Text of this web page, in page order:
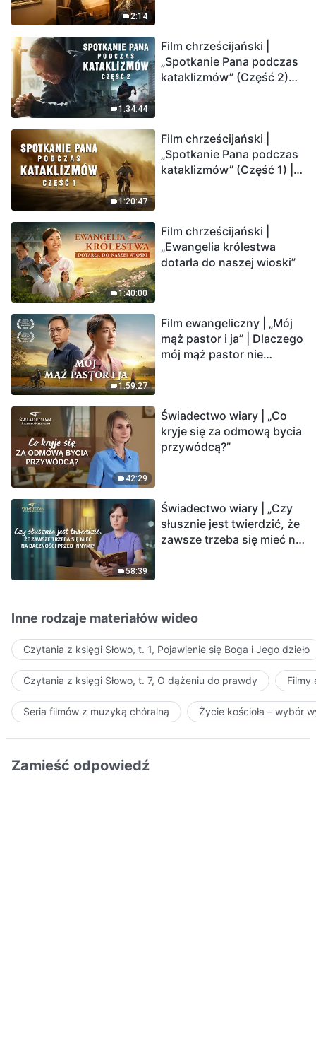
2:14
1:34:44
Film chrześcijański |
„Spotkanie Pana podczas
kataklizmów” (Część 2)
Ludzkość weszła w
odliczanie. Czy znalazłeś
już drogę ocalenia?
1:20:47
Film chrześcijański |
„Spotkanie Pana podczas
kataklizmów” (Część 1) |
1:40:00
Film chrześcijański |
„Ewangelia królestwa
dotarła do naszej wioski”
1:59:27
Film ewangeliczny | „Mój
mąż pastor i ja” | Dlaczego
mój mąż pastor nie
42:29
Świadectwo wiary | „Co
kryje się za odmową bycia
przywódcą?”
58:39
Świadectwo wiary | „Czy
słusznie jest twierdzić, że
zawsze trzeba się mieć na
Inne rodzaje materiałów wideo
Czytania z księgi Słowo, t. 1, Pojawienie się Boga i Jego dzieło
Czytania z księgi Słowo, t. 7, O dążeniu do prawdy Filmy
Seria filmów z muzyką chóralną Życie kościoła – wybór
Zamieść odpowiedź